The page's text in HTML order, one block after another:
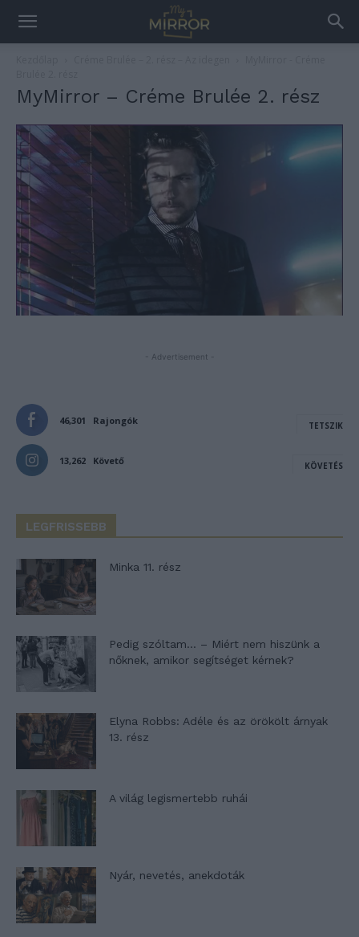
MyMirror – Créme Brulée 2. rész
- Advertisement -
46,301 Rajongók TETSZIK
13,262 Követő KÖVETÉS
LEGFRISSEBB
Minka 11. rész
Pedig szóltam… – Miért nem hiszünk a
nőknek, amikor segítséget kérnek?
Elyna Robbs: Adéle és az örökölt árnyak
13. rész
A világ legismertebb ruhái
Nyár, nevetés, anekdoták